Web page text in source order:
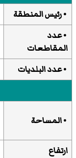
• رئيس المنطقة
• عدد
المقاطعات
• عدد البلديات
• المساحة
ارتفاع